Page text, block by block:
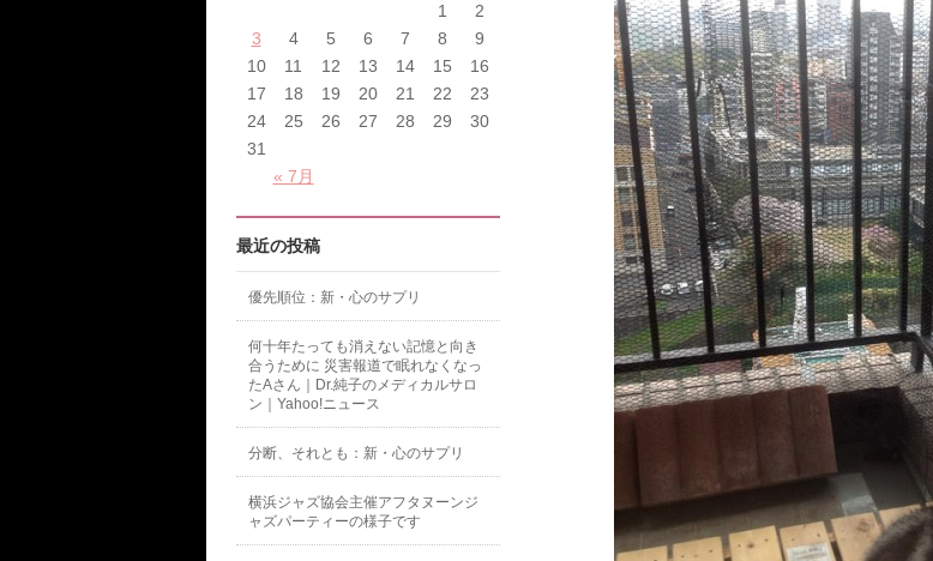
« 7月
1
2
3
4 5 6 7 8
9
10
11 12 13 14 15
16
17
18 19 20 21 22
23
24
25 26 27 28 29
30
31
最近の投稿
優先順位：新・心のサプリ
何十年たっても消えない記憶と向き
合うために 災害報道で眠れなくなっ
たAさん｜Dr.純子のメディカルサロ
ン｜Yahoo!ニュース
分断、それとも：新・心のサプリ
横浜ジャズ協会主催アフタヌーンジ
ャズパーティーの様子です